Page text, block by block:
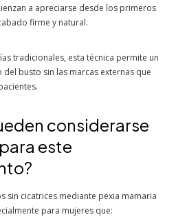
a apreciarse desde los primeros
firme y natural.
tradicionales, esta técnica permite un
busto sin las marcas externas que
considerarse
este
sin cicatrices mediante pexia mamaria
para mujeres que: